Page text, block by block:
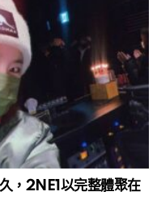
，2NE1以完整體聚在